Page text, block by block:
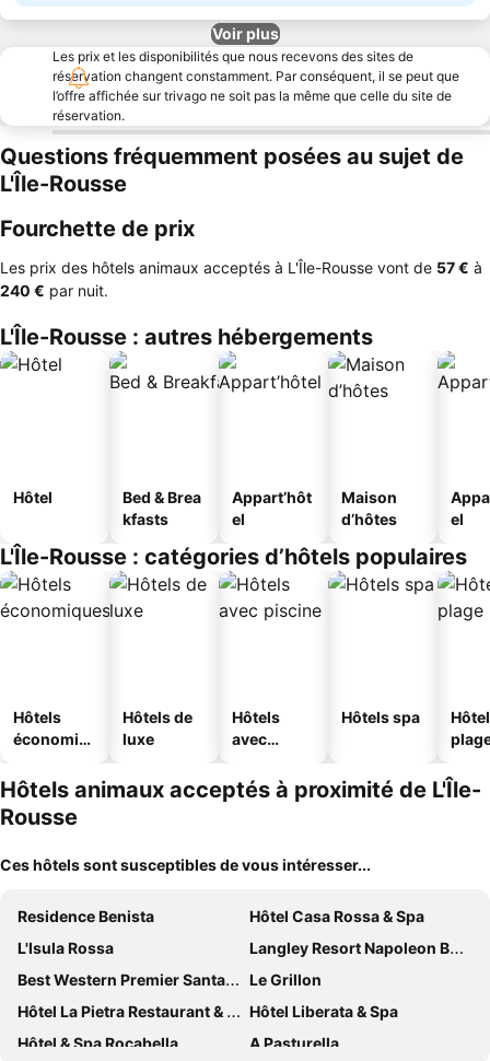
Voir plus
Les prix et les disponibilités que nous recevons des sites de
réservation changent constamment. Par conséquent, il se peut que
l’offre affichée sur trivago ne soit pas la même que celle du site de
réservation.
Questions fréquemment posées au sujet de
L'Île-Rousse
Fourchette de prix
Les prix des hôtels animaux acceptés à L'Île-Rousse vont de ‎57 € à
‎240 € par nuit.
L'Île-Rousse : autres hébergements
Hôtel
Bed & Brea
kfasts
Appart’hôt
el
Maison
d’hôtes
el
L'Île-Rousse : catégories d’hôtels populaires
Hôtels
économiq
Hôtels de
luxe
Hôtels
avec
Hôtels spa
Hôtels animaux acceptés à proximité de L'Île-
Rousse
Ces hôtels sont susceptibles de vous intéresser...
Residence Benista
Hôtel Casa Rossa & Spa
L'Isula Rossa
Langley Resort Napoleon Bonaparte
Best Western Premier Santa Maria
Le Grillon
Hôtel La Pietra Restaurant & Spa
Hôtel Liberata & Spa
Hôtel & Spa Rocabella
A Pasturella